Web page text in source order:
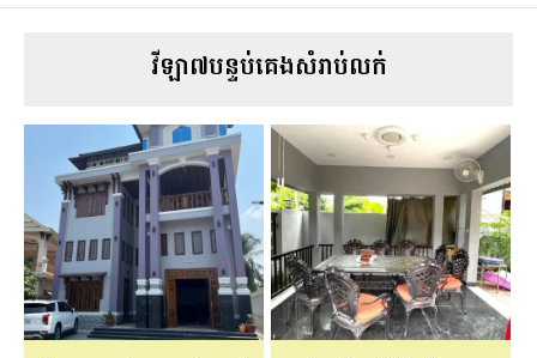
វីឡា៧បន្ទប់គេងសំរាប់លក់